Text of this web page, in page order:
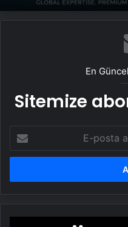
En
Sitemize
posta
adresinizi